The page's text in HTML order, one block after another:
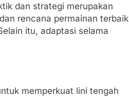
dan strategi merupakan
rencana permainan terbaik
itu, adaptasi selama
memperkuat lini tengah